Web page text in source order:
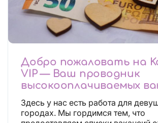
Добро пожаловать на
VIP — Ваш проводник
высокооплачиваемых
Здесь у нас есть работа для
городах. Мы гордимся тем, что